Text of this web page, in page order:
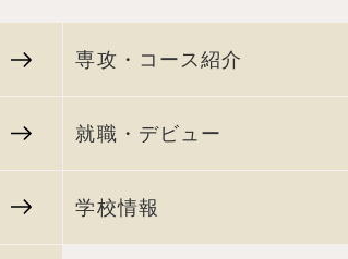
専攻・コース紹介
就職・デビュー
学校情報